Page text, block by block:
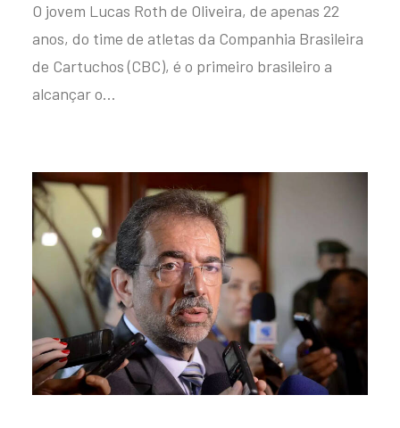
O jovem Lucas Roth de Oliveira, de apenas 22
anos, do time de atletas da Companhia Brasileira
de Cartuchos (CBC), é o primeiro brasileiro a
alcançar o…